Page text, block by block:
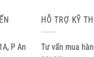
P An
HỖ TRỢ KỸ
Tư vấn mua